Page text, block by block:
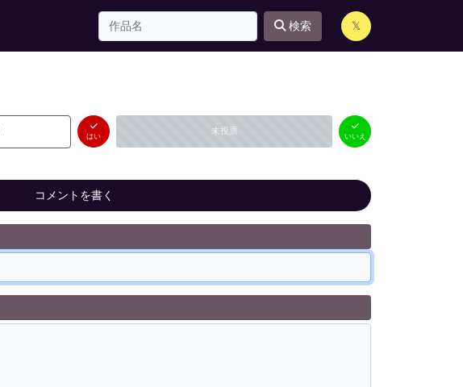
検索 𝕏
はい 未投票
いいえ
（ 0件）
いいえ
コメントを書く